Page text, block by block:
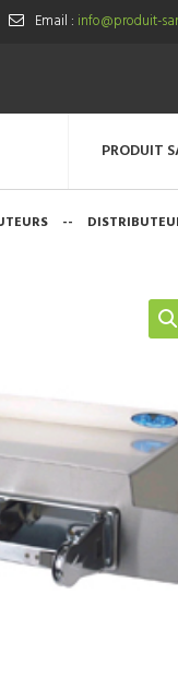
Email : info@produit-
PRODUIT
--